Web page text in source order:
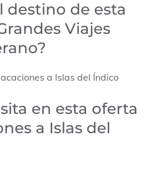
destino de esta
Viajes
?
a Islas del Índico
en esta oferta
a Islas del